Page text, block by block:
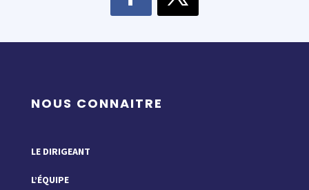
NOUS CONNAITRE
LE DIRIGEANT
L’ÉQUIPE